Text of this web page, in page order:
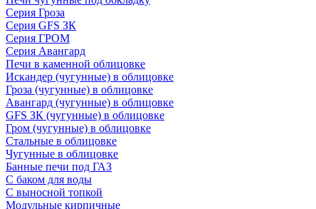
Серия Гроза
Серия GFS ЗК
Серия ГРОМ
Серия Авангард
Печи в каменной облицовке
Искандер (чугунные) в облицовке
Гроза (чугунные) в облицовке
Авангард (чугунные) в облицовке
GFS ЗК (чугунные) в облицовке
Гром (чугунные) в облицовке
Стальные в облицовке
Чугунные в облицовке
Банные печи под ГАЗ
С баком для воды
С выносной топкой
Модульные кирпичные